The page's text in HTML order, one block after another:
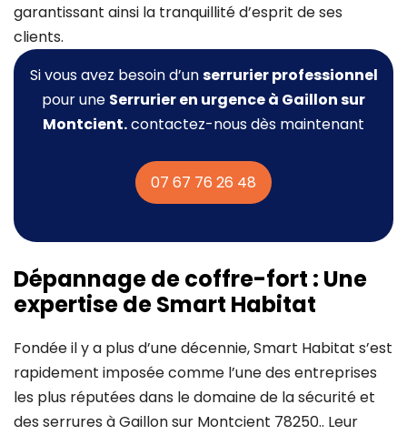
garantissant ainsi la tranquillité d’esprit de ses
clients.
Si vous avez besoin d’unserrurier professionnel
pour une Serrurieren urgence à Gaillon sur
Montcient.contactez-nous dès maintenant
07 67 76 26 48
Dépannage de coffre-fort : Une
expertise de Smart Habitat
Fondée il y a plus d’une décennie, Smart Habitat s’est
rapidement imposée comme l’une des entreprises
les plus réputées dans le domaine de la sécurité et
des serrures à Gaillon sur Montcient 78250.. Leur